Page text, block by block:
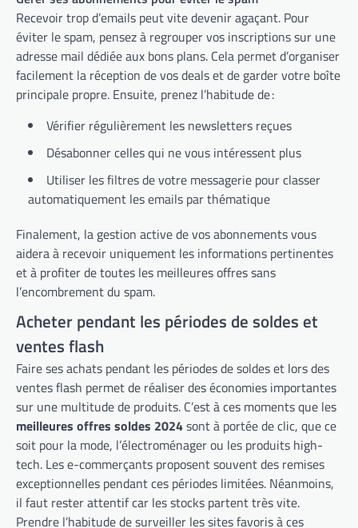
Recevoir trop d’emails peut vite devenir agaçant. Pour
éviter le spam, pensez à regrouper vos inscriptions sur une
adresse mail dédiée aux bons plans. Cela permet d’organiser
facilement la réception de vos deals et de garder votre boîte
principale propre. Ensuite, prenez l’habitude de :
Vérifier régulièrement les newsletters reçues
Désabonner celles qui ne vous intéressent plus
Utiliser les filtres de votre messagerie pour classer
automatiquement les emails par thématique
Finalement, la gestion active de vos abonnements vous
aidera à recevoir uniquement les informations pertinentes
et à profiter de toutes les meilleures offres sans
l’encombrement du spam.
Acheter pendant les périodes de soldes et
ventes flash
Faire ses achats pendant les périodes de soldes et lors des
ventes flash permet de réaliser des économies importantes
sur une multitude de produits. C’est à ces moments que les
meilleures offres soldes 2024sont à portée de clic, que ce
soit pour la mode, l’électroménager ou les produits high-
tech. Les e-commerçants proposent souvent des remises
exceptionnelles pendant ces périodes limitées. Néanmoins,
il faut rester attentif car les stocks partent très vite.
Prendre l’habitude de surveiller les sites favoris à ces